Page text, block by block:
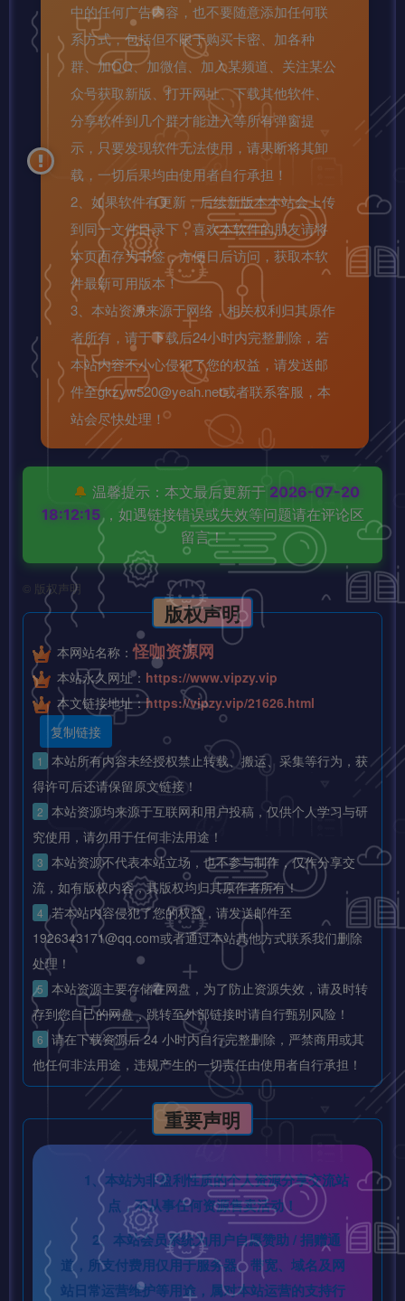
中的任何广告内容，也不要随意添加任何联
系方式，包括但不限于购买卡密、加各种
群、加QQ、加微信、加入某频道、关注某公
众号获取新版、打开网址、下载其他软件、
分享软件到几个群才能进入等所有弹窗提
示，只要发现软件无法使用，请果断将其卸
载，一切后果均由使用者自行承担！
2、如果软件有更新，后续新版本本站会上传
到同一文件目录下，喜欢本软件的朋友请将
本页面存为书签，方便日后访问，获取本软
件最新可用版本！
3、本站资源来源于网络，相关权利归其原作
者所有，请于下载后24小时内完整删除，若
本站内容不小心侵犯了您的权益，请发送邮
件至gkzyw520@yeah.net或者联系客服，本
站会尽快处理！
🔔 温馨提示：本文最后更新于 2026-07-20
18:12:15 ，如遇链接错误或失效等问题请在评论区
留言！
版权声明
版权声明
本网站名称：怪咖资源网
本站永久网址： https://www.vipzy.vip
本文链接地址：https://vipzy.vip/21626.html
复制链接
1
本站所有内容未经授权禁止转载、搬运、采集等行为，获
得许可后还请保留原文链接！
2 本站资源均来源于互联网和用户投稿，仅供个人学习与研
究使用，请勿用于任何非法用途！
3 本站资源不代表本站立场，也不参与制作，仅作分享交
流，如有版权内容，其版权均归其原作者所有！
4 若本站内容侵犯了您的权益，请发送邮件至
1926343171@qq.com或者通过本站其他方式联系我们删除
处理！
5 本站资源主要存储在网盘，为了防止资源失效，请及时转
存到您自己的网盘，跳转至外部链接时请自行甄别风险！
6 请在下载资源后 24 小时内自行完整删除，严禁商用或其
他任何非法用途，违规产生的一切责任由使用者自行承担！
重要声明
1、本站为非盈利性质的个人资源分享交流站
点，不从事任何资源售卖活动！
2、本站会员系统为用户自愿赞助 / 捐赠通
道，所支付费用仅用于服务器、带宽、域名及网
站日常运营维护等用途，属对本站运营的支持行